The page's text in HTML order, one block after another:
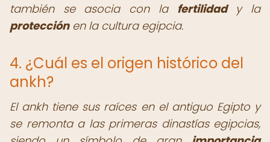
también se asocia con la fertilidady la
protecciónen la cultura egipcia.
4. ¿Cuál es el origen histórico del
ankh?
El ankh tiene sus raíces en el antiguo Egipto y
se remonta a las primeras dinastías egipcias,